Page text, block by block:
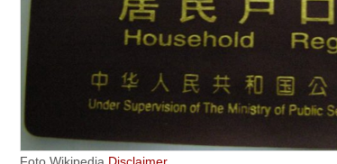
Foto Wikipedia Disclaimer